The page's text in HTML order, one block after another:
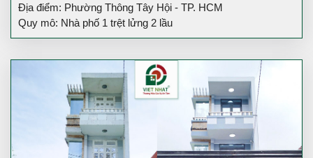
Địa điểm: Phường Thông Tây Hội - TP. HCM
Quy mô: Nhà phố 1 trệt lửng 2 lầu